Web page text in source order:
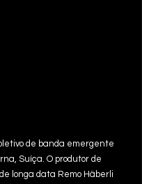
de banda emergente
Suíça. O produtor de
longa data Remo Häberli